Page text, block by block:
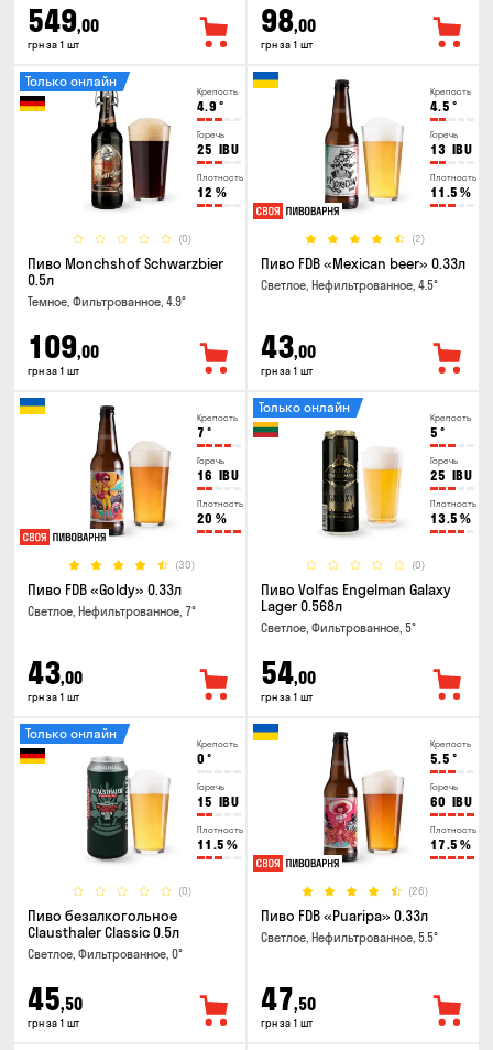
549,00
грн за 1 шт
98,00
грн за 1 шт
Крепость
4.9 °
Горечь
25 IBU
Плотность
12 %
(0)
Только онлайн
Пиво Monchshof Schwarzbier
0.5л
Темное, Фильтрованное, 4.9°
109,00
грн за 1 шт
Крепость
4.5 °
Горечь
13 IBU
Плотность
11.5 %
(2)
Пиво FDB «Mexican beer» 0.33л
Светлое, Нефильтрованное, 4.5°
43,00
грн за 1 шт
Крепость
7 °
Горечь
16 IBU
Плотность
20 %
(30)
Пиво FDB «Goldy» 0.33л
Светлое, Нефильтрованное, 7°
43,00
грн за 1 шт
Крепость
5 °
Горечь
25 IBU
Плотность
13.5 %
(0)
Только онлайн
Пиво Volfas Engelman Galaxy
Lager 0.568л
Светлое, Фильтрованное, 5°
54,00
грн за 1 шт
Крепость
0 °
Горечь
15 IBU
Плотность
11.5 %
(0)
Только онлайн
Пиво безалкогольное
Clausthaler Classic 0.5л
Светлое, Фильтрованное, 0°
45,50
грн за 1 шт
Крепость
5.5 °
Горечь
60 IBU
Плотность
17.5 %
(26)
Пиво FDB «Puaripa» 0.33л
Светлое, Нефильтрованное, 5.5°
47,50
грн за 1 шт